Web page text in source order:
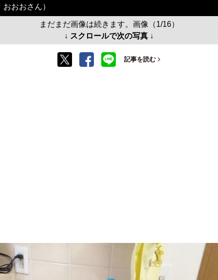
おおおさん）
まだまだ画像は続きます。画像（1/16）
↓ スクロールで次の写真 ↓
記事を読む